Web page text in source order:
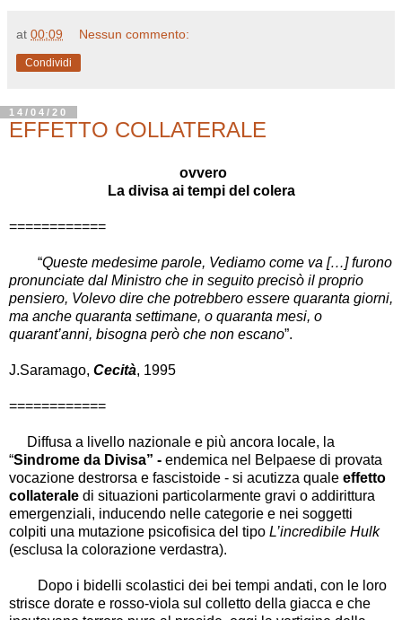
at 00:09 Nessun commento:
Condividi
14/04/20
EFFETTO COLLATERALE
ovvero
La divisa ai tempi del colera
============
“Queste medesime parole, Vediamo come va […] furono
pronunciate dal Ministro che in seguito precisò il proprio
pensiero, Volevo dire che potrebbero essere quaranta giorni,
ma anche quaranta settimane, o quaranta mesi, o
quarant’anni, bisogna però che non escano”.
J.Saramago, Cecità, 1995
============
Diffusa a livello nazionale e più ancora locale, la
“Sindrome da Divisa” - endemica nel Belpaese di provata
vocazione destrorsa e fascistoide - si acutizza quale effetto
collaterale di situazioni particolarmente gravi o addirittura
emergenziali, inducendo nelle categorie e nei soggetti
colpiti una mutazione psicofisica del tipo L’incredibile Hulk
(esclusa la colorazione verdastra).
Dopo i bidelli scolastici dei bei tempi andati, con le loro
strisce dorate e rosso-viola sul colletto della giacca e che